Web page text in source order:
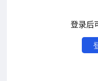
登录后